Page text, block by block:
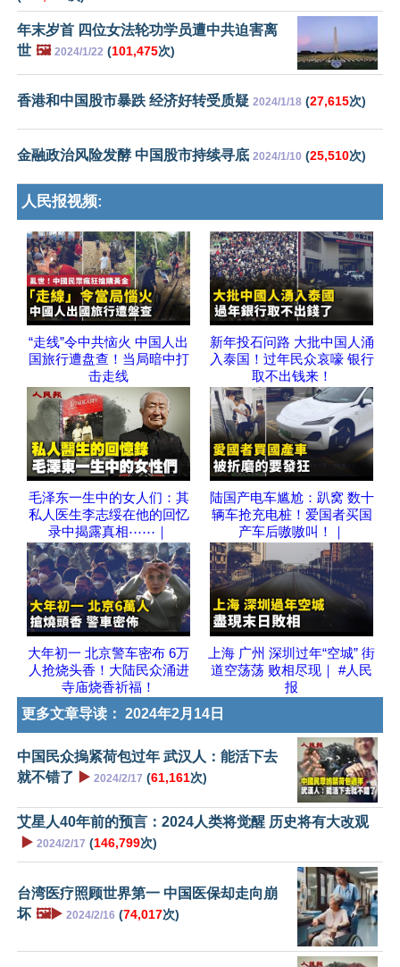
年末岁首 四位女法轮功学员遭中共迫害离
世 🖼️ 2024/1/22 (101,475次)
香港和中国股市暴跌 经济好转受质疑 2024/1/18 (27,615次)
金融政治风险发酵 中国股市持续寻底 2024/1/10 (25,510次)
人民报视频:
“走线”令中共恼火 中国人出
国旅行遭盘查！当局暗中打
击走线
新年投石问路 大批中国人涌
入泰国！过年民众哀嚎 银行
取不出钱来！
毛泽东一生中的女人们：其
私人医生李志绥在他的回忆
录中揭露真相⋯⋯｜
陆国产电车尴尬：趴窝 数十
辆车抢充电桩！爱国者买国
产车后嗷嗷叫！｜
大年初一 北京警车密布 6万
人抢烧头香！大陆民众涌进
寺庙烧香祈福！
上海 广州 深圳过年“空城” 街
道空荡荡 败相尽现｜ #人民
报
更多文章导读： 2024年2月14日
中国民众摀紧荷包过年 武汉人：能活下去
就不错了 ▶️ 2024/2/17 (61,161次)
艾星人40年前的预言：2024人类将觉醒 历史将有大改观
▶️ 2024/2/17 (146,799次)
台湾医疗照顾世界第一 中国医保却走向崩
坏 🖼️▶️ 2024/2/16 (74,017次)